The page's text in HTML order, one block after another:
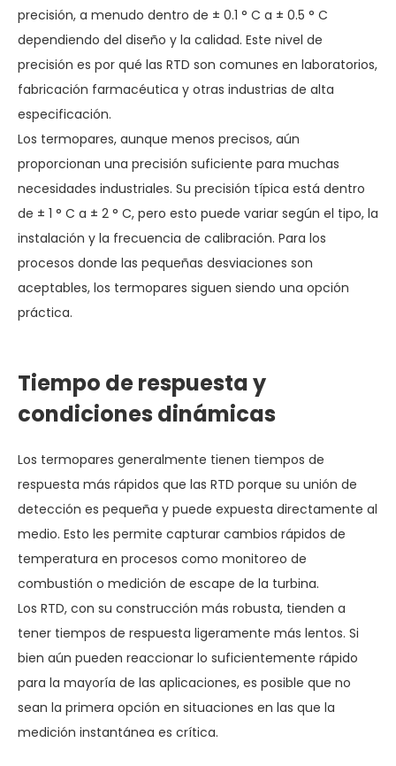
precisión, a menudo dentro de ± 0.1 ° C a ± 0.5 ° C
dependiendo del diseño y la calidad. Este nivel de
precisión es por qué las RTD son comunes en laboratorios,
fabricación farmacéutica y otras industrias de alta
especificación.
Los termopares, aunque menos precisos, aún
proporcionan una precisión suficiente para muchas
necesidades industriales. Su precisión típica está dentro
de ± 1 ° C a ± 2 ° C, pero esto puede variar según el tipo, la
instalación y la frecuencia de calibración. Para los
procesos donde las pequeñas desviaciones son
aceptables, los termopares siguen siendo una opción
práctica.
Tiempo de respuesta y
condiciones dinámicas
Los termopares generalmente tienen tiempos de
respuesta más rápidos que las RTD porque su unión de
detección es pequeña y puede expuesta directamente al
medio. Esto les permite capturar cambios rápidos de
temperatura en procesos como monitoreo de
combustión o medición de escape de la turbina.
Los RTD, con su construcción más robusta, tienden a
tener tiempos de respuesta ligeramente más lentos. Si
bien aún pueden reaccionar lo suficientemente rápido
para la mayoría de las aplicaciones, es posible que no
sean la primera opción en situaciones en las que la
medición instantánea es crítica.